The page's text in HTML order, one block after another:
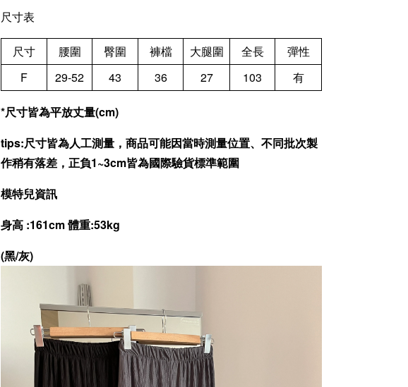
尺寸表
尺寸 腰圍 臀圍 褲檔 大腿圍 全長
彈性
F
29-52 43 36 27 103 有
*尺寸皆為平放丈量(cm)
tips:尺寸皆為人工測量，商品可能因當時測量位置、不同批次製
作稍有落差，正負1~3cm皆為國際驗貨標準範圍
模特兒資訊
身高 :161cm 體重:53kg
(黑/灰)